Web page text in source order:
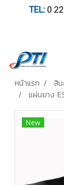
TEL:0
หน้าแรก สิ
แผ่นยาง
New